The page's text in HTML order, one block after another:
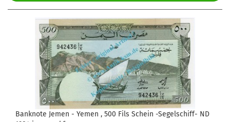
Banknote Jemen - Yemen , 500 Fils Schein -Segelschiff- ND